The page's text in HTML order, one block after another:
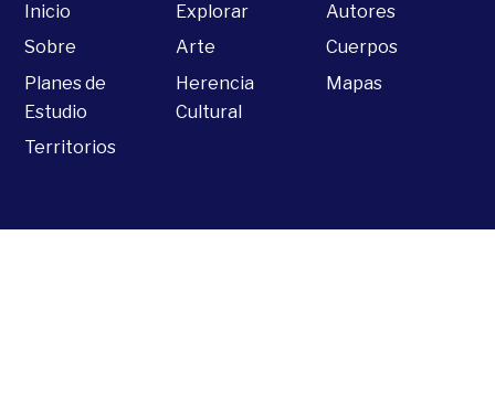
Inicio Explorar
Autores
Sobre
Arte
Cuerpos
Planes de
Estudio
Herencia
Cultural
Mapas
Territorios